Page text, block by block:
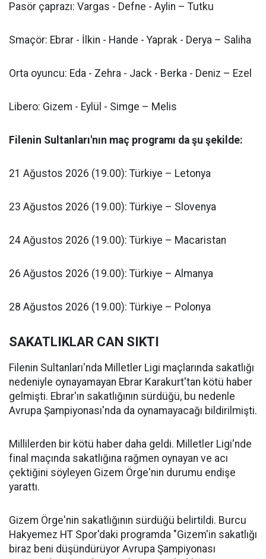
Pasör çaprazı: Vargas - Defne - Aylin – Tutku
Smaçör: Ebrar - İlkin - Hande - Yaprak - Derya – Saliha
Orta oyuncu: Eda - Zehra - Jack - Berka - Deniz – Ezel
Libero: Gizem - Eylül - Simge – Melis
Filenin Sultanları'nın maç programı da şu şekilde:
21 Ağustos 2026 (19.00): Türkiye – Letonya
23 Ağustos 2026 (19.00): Türkiye – Slovenya
24 Ağustos 2026 (19.00): Türkiye – Macaristan
26 Ağustos 2026 (19.00): Türkiye – Almanya
28 Ağustos 2026 (19.00): Türkiye – Polonya
SAKATLIKLAR CAN SIKTI
Filenin Sultanları'nda Milletler Ligi maçlarında sakatlığı
nedeniyle oynayamayan Ebrar Karakurt'tan kötü haber
gelmişti. Ebrar'ın sakatlığının sürdüğü, bu nedenle
Avrupa Şampiyonası'nda da oynamayacağı bildirilmişti.
Millilerden bir kötü haber daha geldi. Milletler Ligi'nde
final maçında sakatlığına rağmen oynayan ve acı
çektiğini söyleyen Gizem Örge'nin durumu endişe
yarattı.
Gizem Örge'nin sakatlığının sürdüğü belirtildi. Burcu
Hakyemez HT Spor'daki programda "Gizem'in sakatlığı
biraz beni düşündürüyor Avrupa Şampiyonası